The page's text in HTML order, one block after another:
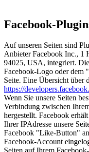
Facebook-
Auf unseren Seiten sind
Anbieter Facebook Inc., 1
94025, USA, integriert.
Facebook-Logo oder
Seite. Eine Übersicht über
https://
Wenn Sie unsere Seiten
Verbindung zwischen
hergestellt. Facebook
Ihrer IPAdresse unsere
Facebook "Like-Button"
Facebook-Account
Seiten auf Ihrem